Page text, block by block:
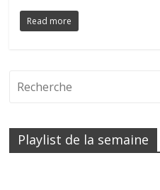
Read more
Playlist de la semaine